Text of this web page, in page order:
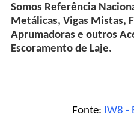
Somos Referência
Metálicas, Vigas Mistas,
Aprumadoras e outros
Escoramento de Laje.
Fonte: IW8 -